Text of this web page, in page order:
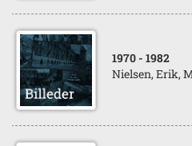
1970 - 1982
Nielsen, Erik,